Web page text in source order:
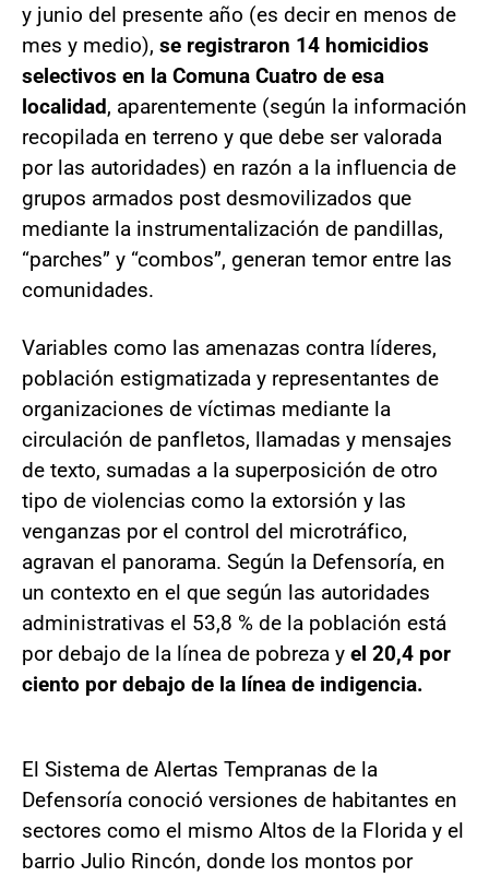
y junio del presente año (es decir en menos de
mes y medio), se registraron 14 homicidios
selectivos en la Comuna Cuatro de esa
localidad, aparentemente (según la información
recopilada en terreno y que debe ser valorada
por las autoridades) en razón a la influencia de
grupos armados post desmovilizados que
mediante la instrumentalización de pandillas,
“parches” y “combos”, generan temor entre las
comunidades.
Variables como las amenazas contra líderes,
población estigmatizada y representantes de
organizaciones de víctimas mediante la
circulación de panfletos, llamadas y mensajes
de texto, sumadas a la superposición de otro
tipo de violencias como la extorsión y las
venganzas por el control del microtráfico,
agravan el panorama. Según la Defensoría, en
un contexto en el que según las autoridades
administrativas el 53,8 % de la población está
por debajo de la línea de pobreza y el 20,4 por
ciento por debajo de la línea de indigencia.
El Sistema de Alertas Tempranas de la
Defensoría conoció versiones de habitantes en
sectores como el mismo Altos de la Florida y el
barrio Julio Rincón, donde los montos por